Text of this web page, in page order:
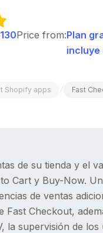
130Price from:Plan
incluye
Shopify apps / Fast
de su tienda y el
Cart y Buy-Now.
de ventas
Fast Checkout,
la supervisión de